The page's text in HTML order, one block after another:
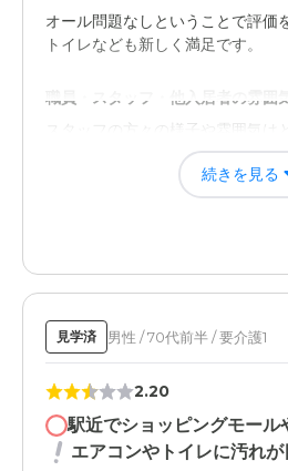
オール問題なしということで評価
トイレなども新しく満足です。
職員・スタッフ・他入居者の雰囲
スタッフの方々の様子や雰囲気は
切にしてくれる人たちばかりでし
やっぱり新しい施設ということ
とても満足できそうな内容の説明
り考えられた感じがしました。
近隣環境や交通アクセスについて
地域的に駅前ではないものの、そ
続きを見る
見学済 男性 / 70代前半 / 要介護1
2.20
駅近でショッピングモール
エアコンやトイレに汚れ